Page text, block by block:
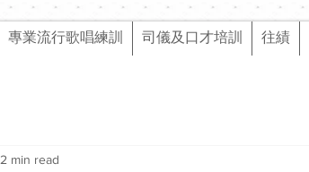
專業流行歌唱練訓 司儀及口才培訓 往績
2 min read